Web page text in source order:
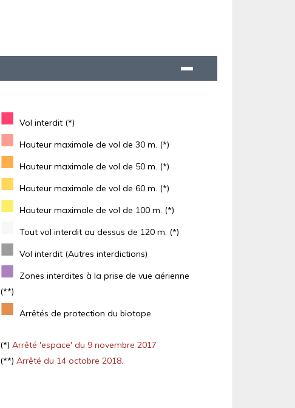
■ Vol interdit (*)
■ Hauteur maximale de vol de 30 m. (*)
■ Hauteur maximale de vol de 50 m. (*)
■ Hauteur maximale de vol de 60 m. (*)
■ Hauteur maximale de vol de 100 m. (*)
Tout vol interdit au dessus de 120 m. (*)
■ Vol interdit (Autres interdictions)
■
Zones interdites à la prise de vue aérienne
(**)
■ Arrêtés de protection du biotope
(*) Arrêté 'espace' du 9 novembre 2017
(**) Arrêté du 14 octobre 2018.